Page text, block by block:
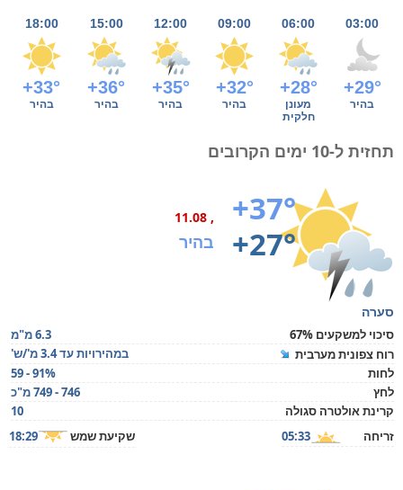
03:00
06:00
09:00
12:00
15:00
18:00
+29°
+28°
+32°
+35°
+36°
+33°
בהיר
מעונן
חלקית
בהיר בהיר בהיר בהיר
תחזית ל-10 ימים הקרובים
+37°
+27°
, 11.08
בהיר
סערה
סיכוי למשקעים 67%
6.3 מ"מ
רוח צפונית מערבית
במהירויות עד 3.4 מ'/ש'
לחות
59 - 91%
לחץ
746 - 749 מ"כ
קרינת אולטרה סגולה
10
זריחה
05:33 שקיעת שמש 18:29